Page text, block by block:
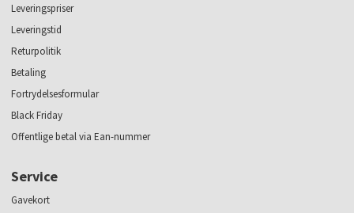
Leveringspriser
Leveringstid
Returpolitik
Betaling
Fortrydelsesformular
Black Friday
Offentlige betal via Ean-nummer
Service
Gavekort